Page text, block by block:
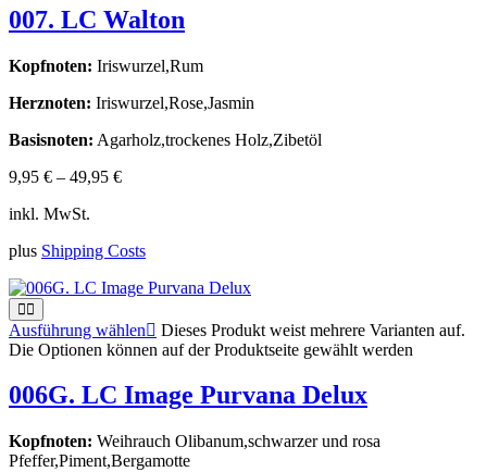
007. LC Walton
Kopfnoten: Iriswurzel,Rum
Herznoten: Iriswurzel,Rose,Jasmin
Basisnoten: Agarholz,trockenes Holz,Zibetöl
9,95 € – 49,95 €
inkl. MwSt.
plus Shipping Costs
Ausführung wählen
Dieses Produkt weist mehrere Varianten auf.
Die Optionen können auf der Produktseite gewählt werden
006G. LC Image Purvana Delux
Kopfnoten: Weihrauch Olibanum,schwarzer und rosa
Pfeffer,Piment,Bergamotte